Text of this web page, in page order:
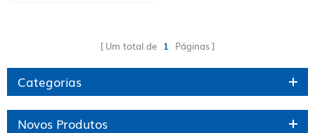
Um total de 1 Páginas
Categorias
Novos Produtos